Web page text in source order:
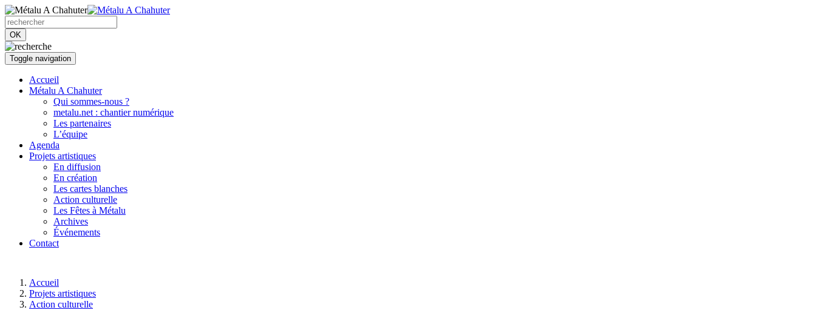
OK
Toggle navigation
Accueil
Métalu A Chahuter
Qui sommes-nous ?
metalu.net : chantier numérique
Les partenaires
L’équipe
Agenda
Projets artistiques
En diffusion
En création
Les cartes blanches
Action culturelle
Les Fêtes à Métalu
Archives
Événements
Contact
Accueil
Projets artistiques
Action culturelle